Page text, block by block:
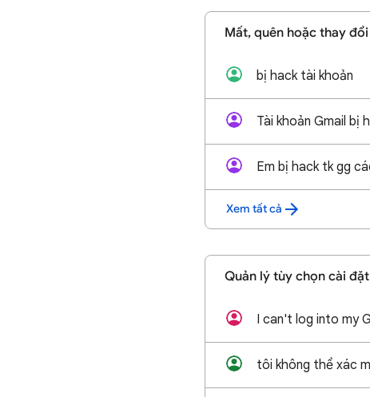
Mất, quên hoặc thay
bị hack tài khoản
Xem tất cả
Quản lý tùy chọn cài
I can't log into my